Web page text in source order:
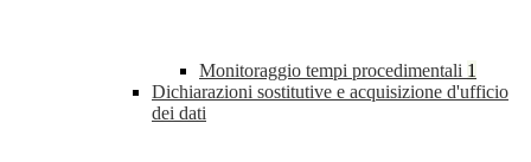
Monitoraggio tempi procedimentali 1
Dichiarazioni sostitutive e acquisizione d'ufficio
dei dati